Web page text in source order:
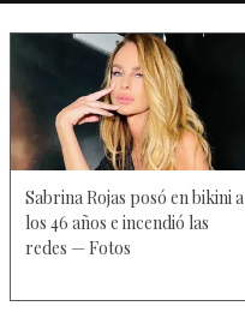
Sabrina Rojas posó en bikini a
los 46 años e incendió las
redes — Fotos